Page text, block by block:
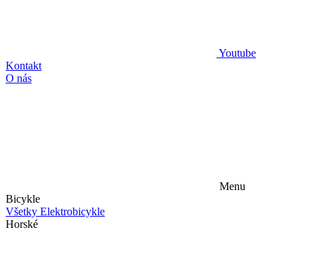
Youtube
Kontakt
O nás
Menu
Bicykle
Všetky Elektrobicykle
Horské